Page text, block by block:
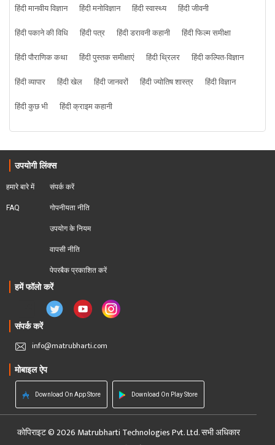
हिंदी मानवीय विज्ञान
हिंदी मनोविज्ञान हिंदी स्वास्थ्य
हिंदी जीवनी
हिंदी पकाने की विधि
हिंदी पत्र हिंदी डरावनी कहानी
हिंदी फिल्म समीक्षा
हिंदी पौराणिक कथा
हिंदी पुस्तक समीक्षाएं हिंदी थ्रिलर
हिंदी कल्पित-विज्ञान
हिंदी व्यापार
हिंदी खेल हिंदी जानवरों हिंदी ज्योतिष शास्त्र
हिंदी विज्ञान
हिंदी कुछ भी
हिंदी क्राइम कहानी
उपयोगी लिंक्स
हमारे बारे में
FAQ
संपर्क करें
गोपनीयता नीति
उपयोग के नियम
वापसी नीति
पेपरबैक प्रकाशित करें
हमें फॉलो करें
संपर्क करें
info@matrubharti.com
मोबाइल ऐप
Download On App Store Download On Play Store
कोपिराइट © 2026 Matrubharti Technologies Pvt. Ltd. सभी अधिकार